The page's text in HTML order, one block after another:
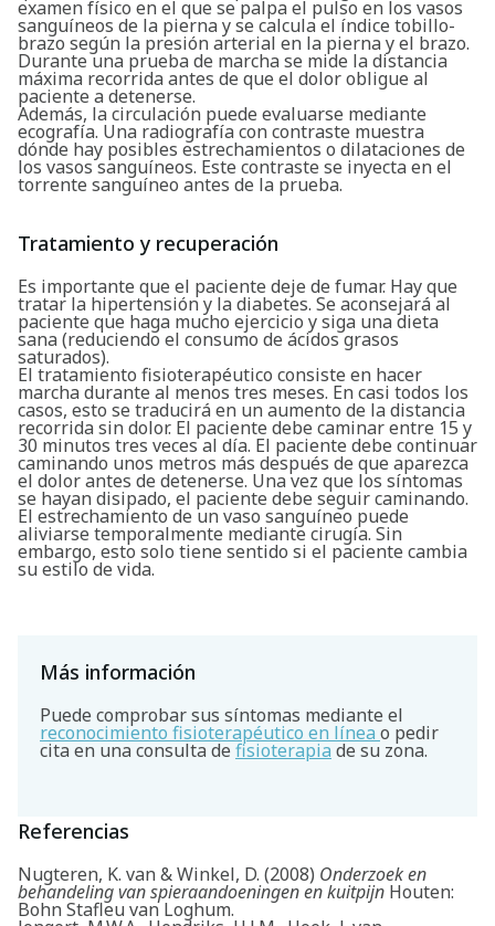
examen físico en el que se palpa el pulso en los vasos
sanguíneos de la pierna y se calcula el índice tobillo-
brazo según la presión arterial en la pierna y el brazo.
Durante una prueba de marcha se mide la distancia
máxima recorrida antes de que el dolor obligue al
paciente a detenerse.
Además, la circulación puede evaluarse mediante
ecografía. Una radiografía con contraste muestra
dónde hay posibles estrechamientos o dilataciones de
los vasos sanguíneos. Este contraste se inyecta en el
torrente sanguíneo antes de la prueba.
Tratamiento y recuperación
Es importante que el paciente deje de fumar. Hay que
tratar la hipertensión y la diabetes. Se aconsejará al
paciente que haga mucho ejercicio y siga una dieta
sana (reduciendo el consumo de ácidos grasos
saturados).
El tratamiento fisioterapéutico consiste en hacer
marcha durante al menos tres meses. En casi todos los
casos, esto se traducirá en un aumento de la distancia
recorrida sin dolor. El paciente debe caminar entre 15 y
30 minutos tres veces al día. El paciente debe continuar
caminando unos metros más después de que aparezca
el dolor antes de detenerse. Una vez que los síntomas
se hayan disipado, el paciente debe seguir caminando.
El estrechamiento de un vaso sanguíneo puede
aliviarse temporalmente mediante cirugía. Sin
embargo, esto solo tiene sentido si el paciente cambia
su estilo de vida.
Más información
Puede comprobar sus síntomas mediante el
reconocimiento fisioterapéutico en línea o pedir
cita en una consulta de fisioterapia de su zona.
Referencias
Nugteren, K. van & Winkel, D. (2008) Onderzoek en
behandeling van spieraandoeningen en kuitpijn Houten:
Bohn Stafleu van Loghum.